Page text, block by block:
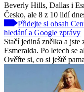
Beverly Hills, Dallas i
Česko, ale 8 z 10 lidí
Přidejte si obsah
hledání a Google zprávy
Stačí jediná znělka a
Esmeralda. Po letech se
Ověřte si, co si ještě